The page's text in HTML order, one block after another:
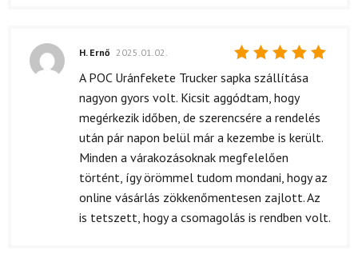
Értékelés:
H. Ernő 2025.01.02.
A POC Uránfekete Trucker sapka szállítása
nagyon gyors volt. Kicsit aggódtam, hogy
megérkezik időben, de szerencsére a rendelés
után pár napon belül már a kezembe is került.
Minden a várakozásoknak megfelelően
történt, így örömmel tudom mondani, hogy az
online vásárlás zökkenőmentesen zajlott. Az
is tetszett, hogy a csomagolás is rendben volt.